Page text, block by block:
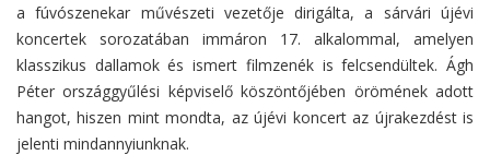
a fúvószenekar művészeti vezetője dirigálta, a sárvári újévi
koncertek sorozatában immáron 17. alkalommal, amelyen
klasszikus dallamok és ismert filmzenék is felcsendültek. Ágh
Péter országgyűlési képviselő köszöntőjében örömének adott
hangot, hiszen mint mondta, az újévi koncert az újrakezdést is
jelenti mindannyiunknak.